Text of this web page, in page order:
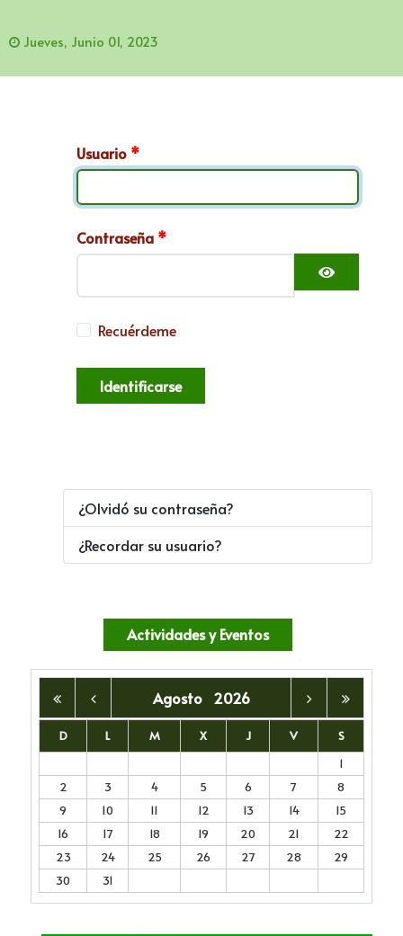
Jueves, Junio 01, 2023
Usuario *
Contraseña *
Recuérdeme
Identificarse
¿Olvidó su contraseña?
¿Recordar su usuario?
Actividades y Eventos
Agosto 2026
D L M X J V
S
1
2
3 4 5 6 7
8
9
10 11 12 13 14
15
16
17 18 19 20 21
22
23
24 25 26 27 28
29
30
31